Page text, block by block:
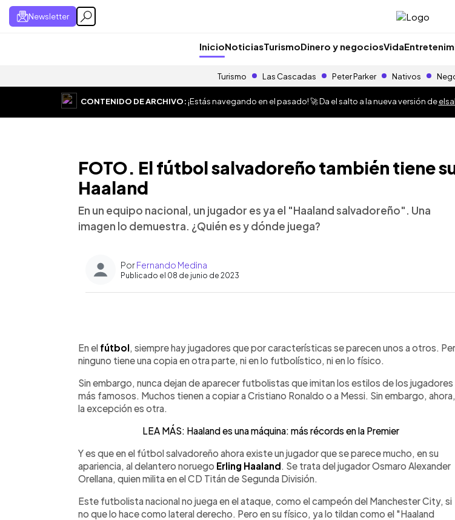
Newsletter
InicioNoticiasTurismoDinero y negociosVida
Turismo Las Cascadas Peter Parker Nativos
CONTENIDO DE ARCHIVO:¡Estás navegando en el pasado! 🚀 Da el salto a la nueva versión de
FOTO. El fútbol salvadoreño también tiene
Haaland
En un equipo nacional, un jugador es ya el "Haaland salvadoreño". Una
imagen lo demuestra. ¿Quién es y dónde juega?
PorFernando Medina
Publicado el 08 de junio de 2023
► Escuchar artículo
En el fútbol, siempre hay jugadores que por características se parecen unos a otros.
ninguno tiene una copia en otra parte, ni en lo futbolístico, ni en lo físico.
Sin embargo, nunca dejan de aparecer futbolistas que imitan los estilos de los jugadores
más famosos. Muchos tienen a copiar a Cristiano Ronaldo o a Messi. Sin embargo, ahora,
la excepción es otra.
LEA MÁS: Haaland es una máquina: más récords en la Premier
Y es que en el fútbol salvadoreño ahora existe un jugador que se parece mucho, en su
apariencia, al delantero noruego Erling Haaland. Se trata del jugador Osmaro Alexander
Orellana, quien milita en el CD Titán de Segunda División.
Este futbolista nacional no juega en el ataque, como el campeón del Manchester City, si
no que lo hace como lateral derecho. Pero en su físico, ya lo tildan como el "Haaland